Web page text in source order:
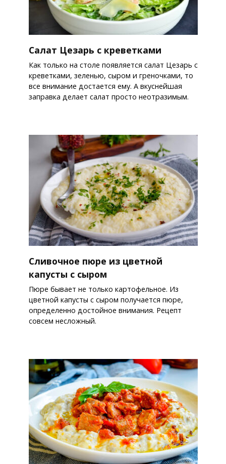
Салат Цезарь с креветками
Как только на столе появляется салат Цезарь с
креветками, зеленью, сыром и греночками, то
все внимание достается ему. А вкуснейшая
заправка делает салат просто неотразимым.
Сливочное пюре из цветной
капусты с сыром
Пюре бывает не только картофельное. Из
цветной капусты с сыром получается пюре,
определенно достойное внимания. Рецепт
совсем несложный.